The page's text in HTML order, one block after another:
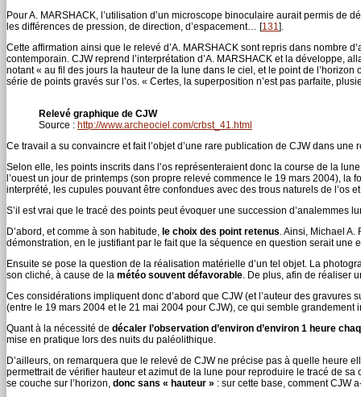
Pour A. MARSHACK, l’utilisation d’un microscope binoculaire aurait permis de
les différences de pression, de direction, d’espacement…
[131 ]
Cette affirmation ainsi que le relevé d’A. MARSHACK sont repris dans nombre
contemporain. CJW reprend l’interprétation d’A. MARSHACK et la développe,
notant « au fil des jours la hauteur de la lune dans le ciel, et le point de
série de points gravés sur l’os. « Certes, la superposition n’est pas parfaite,
Relevé graphique de CJW
Source : http://www.archeociel.com/crbst_41.html
Ce travail a su convaincre et fait l’objet d’une rare publication de CJW dans
Selon elle, les points inscrits dans l’os représenteraient donc la course de la
l’ouest un jour de printemps (son propre relevé commence le 19 mars 2004), la
interprété, les cupules pouvant être confondues avec des trous naturels de l’os
S’il est vrai que le tracé des points peut évoquer une succession d’analemmes
D’abord, et comme à son habitude, le choix des point retenus . Ainsi, Michael
démonstration, en le justifiant par le fait que la séquence en question serait une
Ensuite se pose la question de la réalisation matérielle d’un tel objet. La
son cliché, à cause de la météo souvent défavorable . De plus, afin de réaliser
Ces considérations impliquent donc d’abord que CJW (et l’auteur des gravures
(entre le 19 mars 2004 et le 21 mai 2004 pour CJW), ce qui semble grandement
Quant à la nécessité de décaler l’observation d’environ d’environ 1 heure
mise en pratique lors des nuits du paléolithique.
D’ailleurs, on remarquera que le relevé de CJW ne précise pas à quelle heure
permettrait de vérifier hauteur et azimut de la lune pour reproduire le tracé de sa
se couche sur l’horizon, donc sans « hauteur » : sur cette base, comment CJW